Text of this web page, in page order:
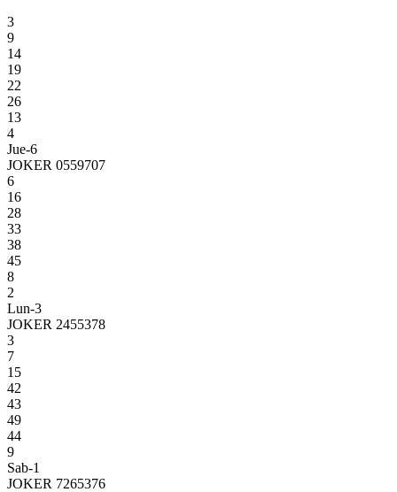
3
9
14
19
22
26
13
4
Jue-6
JOKER 0559707
6
16
28
33
38
45
8
2
Lun-3
JOKER 2455378
3
7
15
42
43
49
44
9
Sab-1
JOKER 7265376